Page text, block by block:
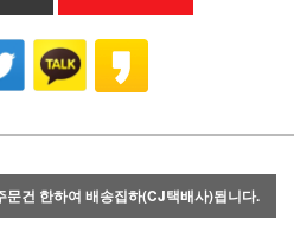
건 한하여 배송집하(CJ택배사)됩니다.